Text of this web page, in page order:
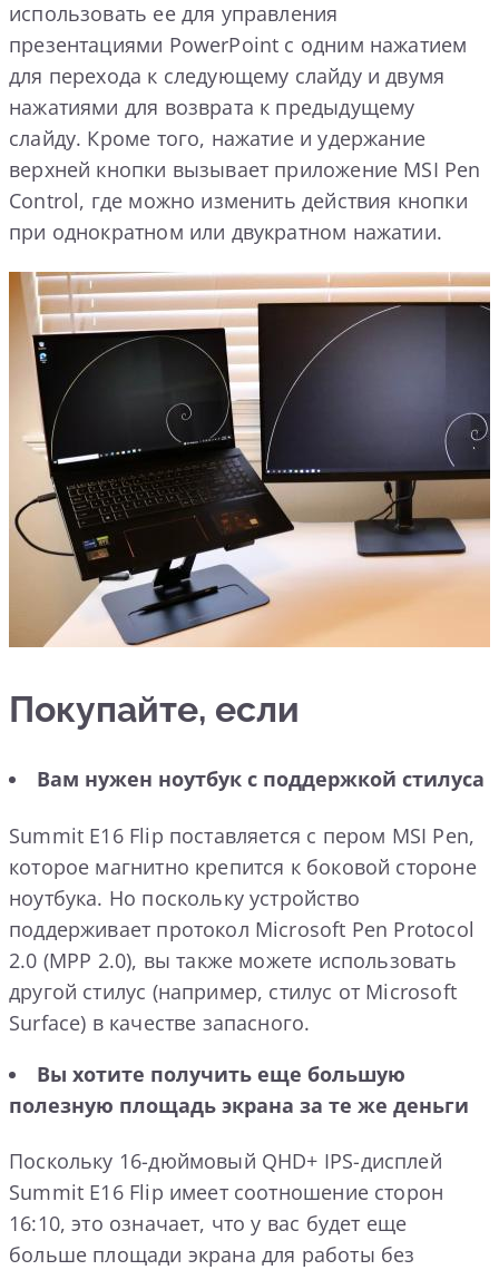
использовать ее для управления
презентациями PowerPoint с одним нажатием
для перехода к следующему слайду и двумя
нажатиями для возврата к предыдущему
слайду. Кроме того, нажатие и удержание
верхней кнопки вызывает приложение MSI Pen
Control, где можно изменить действия кнопки
при однократном или двукратном нажатии.
Покупайте, если
Вам нужен ноутбук с поддержкой стилуса
Summit E16 Flip поставляется с пером MSI Pen,
которое магнитно крепится к боковой стороне
ноутбука. Но поскольку устройство
поддерживает протокол Microsoft Pen Protocol
2.0 (MPP 2.0), вы также можете использовать
другой стилус (например, стилус от Microsoft
Surface) в качестве запасного.
Вы хотите получить еще большую
полезную площадь экрана за те же деньги
Поскольку 16-дюймовый QHD+ IPS-дисплей
Summit E16 Flip имеет соотношение сторон
16:10, это означает, что у вас будет еще
больше площади экрана для работы без